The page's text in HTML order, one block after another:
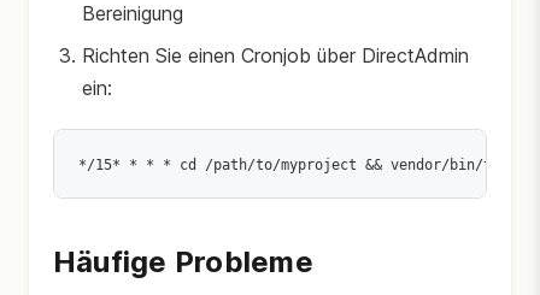
Bereinigung
Richten Sie einen Cronjob über DirectAdmin
ein:
Häufige Probleme